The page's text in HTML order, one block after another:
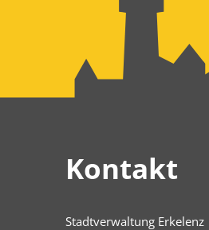
Kontakt
Stadtverwaltung Erkelenz